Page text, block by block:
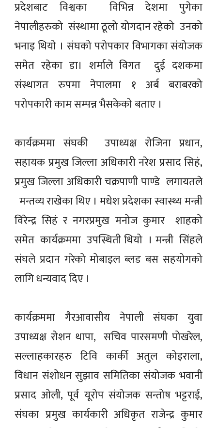
प्रदेशबाट विश्वका विभिन्न देशमा पुगेका
नेपालीहरुको संस्थामा ठूलो योगदान रहेको उनको
भनाइ थियो । संघको परोपकार विभागका संयोजक
समेत रहेका डा। शर्माले विगत दुई दशकमा
संस्थागत रुपमा नेपालमा १ अर्ब बराबरको
परोपकारी काम सम्पन्न भैसकेको बताए ।
कार्यक्रममा संघकी उपाध्यक्ष रोजिना प्रधान,
सहायक प्रमुख जिल्ला अधिकारी नरेश प्रसाद सिहं,
प्रमुख जिल्ला अधिकारी चक्रपाणी पाण्डे लगायतले
मन्तव्य राखेका थिए । मधेश प्रदेशका स्वास्थ्य मन्त्री
विरेन्द्र सिहं र नगरप्रमुख मनोज कुमार शाहको
समेत कार्यक्रममा उपस्थिती थियो । मन्त्री सिंहले
संघले प्रदान गरेको मोबाइल ब्लड बस सहयोगको
लागि धन्यवाद दिए ।
कार्यक्रममा गैरआवासीय नेपाली संघका युवा
उपाध्यक्ष रोशन थापा, सचिव पारसमणी पोखरेल,
सल्लाहकारहरु टिवि कार्की अतुल कोइराला,
विधान संशोधन सुझाव समितिका संयोजक भवानी
प्रसाद ओली, पूर्व यूरोप संयोजक सन्तोष भट्टराई,
संघका प्रमुख कार्यकारी अधिकृत राजेन्द्र कुमार